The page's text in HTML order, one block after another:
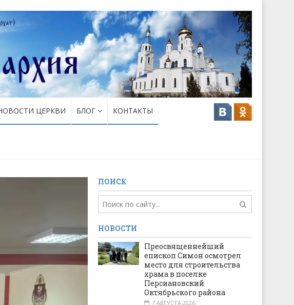
ЦЕРКВИ БЛОГ КОНТАКТЫ
ПОИСК
НОВОСТИ
Преосвященнейший
епископ Симон осмотрел
место для строительства
храма в поселке
Персиановский
Октябрьского района
7 АВГУСТА 2026